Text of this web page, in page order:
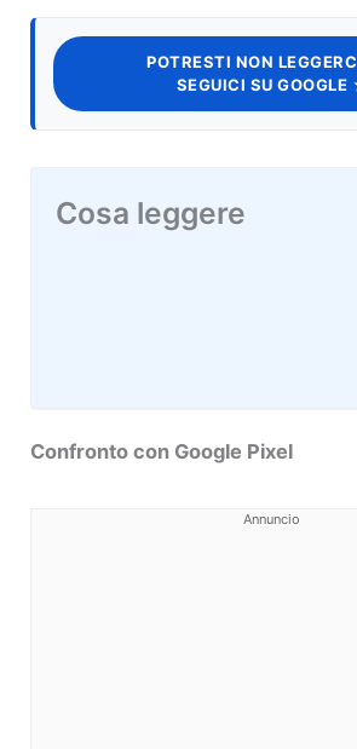
POTRESTI NON
SEGUICI SU GOOGLE
Cosa leggere
Confronto con Google Pixel
Annuncio